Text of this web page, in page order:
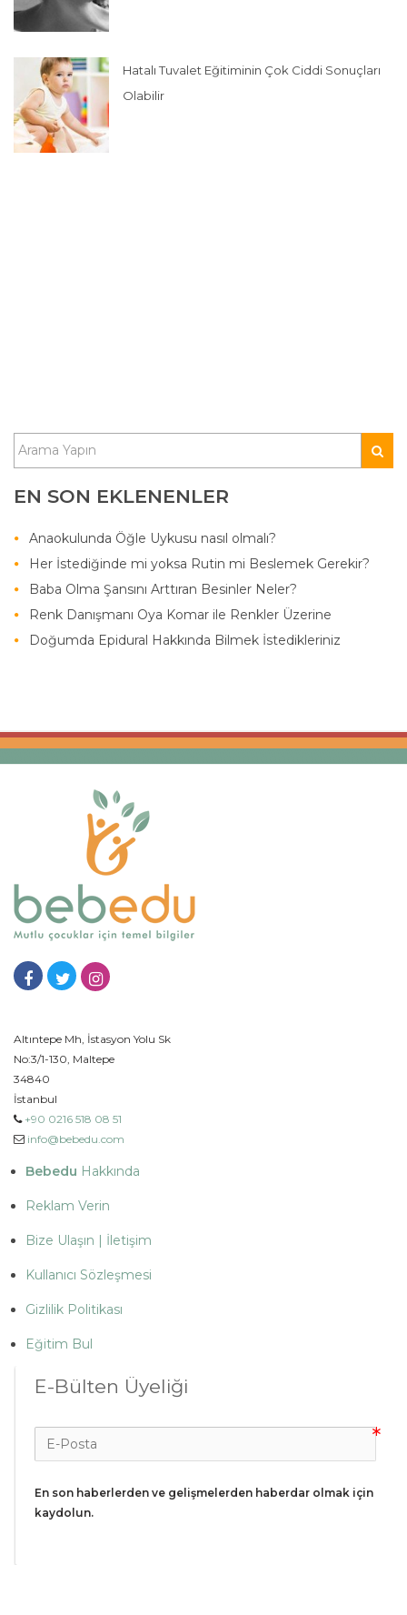
Hatalı Tuvalet Eğitiminin Çok Ciddi Sonuçları
Olabilir
EN SON EKLENENLER
Anaokulunda Öğle Uykusu nasıl olmalı?
Her İstediğinde mi yoksa Rutin mi Beslemek Gerekir?
Baba Olma Şansını Arttıran Besinler Neler?
Renk Danışmanı Oya Komar ile Renkler Üzerine
Doğumda Epidural Hakkında Bilmek İstedikleriniz
Altıntepe Mh, İstasyon Yolu Sk
No:3/1-130, Maltepe
34840
İstanbul
+90 0216 518 08 51
info@bebedu.com
Bebedu Hakkında
Reklam Verin
Bize Ulaşın | İletişim
Kullanıcı Sözleşmesi
Gizlilik Politikası
Eğitim Bul
E-Bülten Üyeliği
En son haberlerden ve gelişmelerden haberdar olmak için
kaydolun.